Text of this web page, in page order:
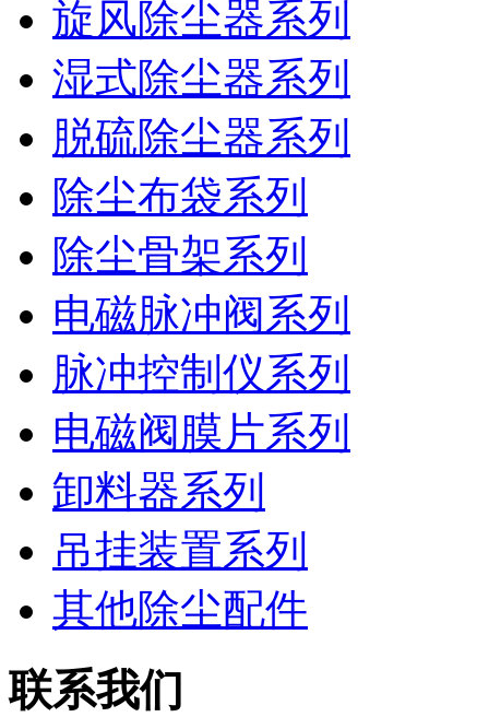
旋风除尘器系列
湿式除尘器系列
脱硫除尘器系列
除尘布袋系列
除尘骨架系列
电磁脉冲阀系列
脉冲控制仪系列
电磁阀膜片系列
卸料器系列
吊挂装置系列
其他除尘配件
联系我们